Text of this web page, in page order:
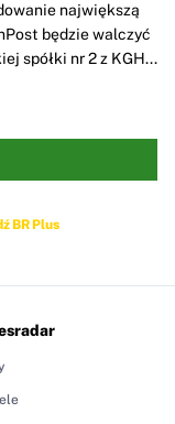
największą
będzie walczyć
spółki nr 2 z KGH...
BR Plus